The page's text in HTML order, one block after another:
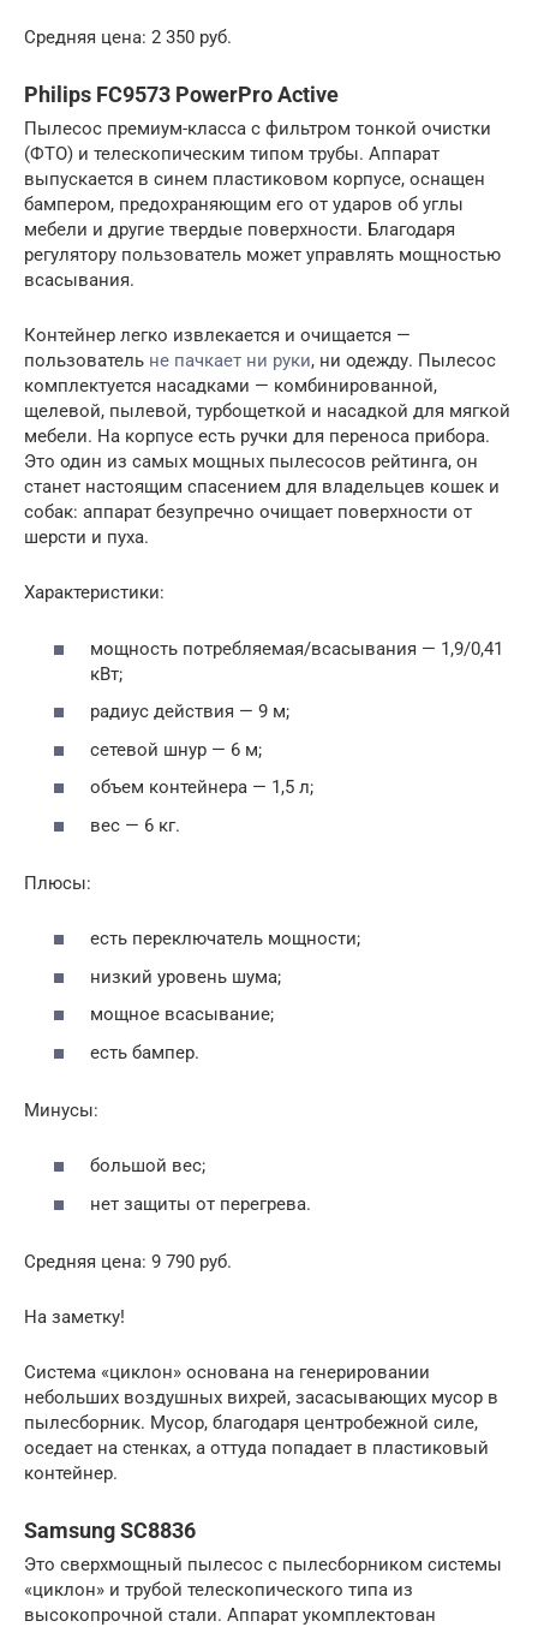
Средняя цена: 2 350 руб.
Philips FC9573 PowerPro Active
Пылесос премиум-класса с фильтром тонкой очистки
(ФТО) и телескопическим типом трубы. Аппарат
выпускается в синем пластиковом корпусе, оснащен
бампером, предохраняющим его от ударов об углы
мебели и другие твердые поверхности. Благодаря
регулятору пользователь может управлять мощностью
всасывания.
Контейнер легко извлекается и очищается —
пользователь не пачкает ни руки, ни одежду. Пылесос
комплектуется насадками — комбинированной,
щелевой, пылевой, турбощеткой и насадкой для мягкой
мебели. На корпусе есть ручки для переноса прибора.
Это один из самых мощных пылесосов рейтинга, он
станет настоящим спасением для владельцев кошек и
собак: аппарат безупречно очищает поверхности от
шерсти и пуха.
Характеристики:
мощность потребляемая/всасывания — 1,9/0,41
кВт;
радиус действия — 9 м;
сетевой шнур — 6 м;
объем контейнера — 1,5 л;
вес — 6 кг.
Плюсы:
есть переключатель мощности;
низкий уровень шума;
мощное всасывание;
есть бампер.
Минусы:
большой вес;
нет защиты от перегрева.
Средняя цена: 9 790 руб.
На заметку!
Система «циклон» основана на генерировании
небольших воздушных вихрей, засасывающих мусор в
пылесборник. Мусор, благодаря центробежной силе,
оседает на стенках, а оттуда попадает в пластиковый
контейнер.
Samsung SC8836
Это сверхмощный пылесос с пылесборником системы
«циклон» и трубой телескопического типа из
высокопрочной стали. Аппарат укомплектован